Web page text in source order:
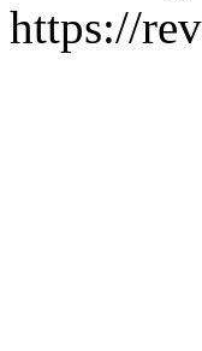
https://